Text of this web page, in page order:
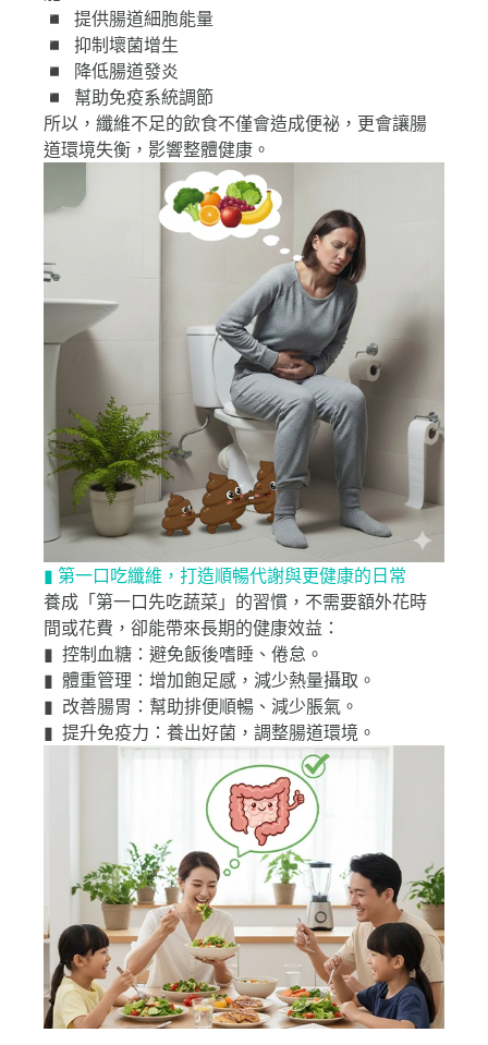
◾ 提供腸道細胞能量
◾ 抑制壞菌增生
◾ 降低腸道發炎
◾ 幫助免疫系統調節
所以，纖維不足的飲食不僅會造成便祕，更會讓腸
道環境失衡，影響整體健康。
▮ 第一口吃纖維，打造順暢代謝與更健康的日常
養成「第一口先吃蔬菜」的習慣，不需要額外花時
間或花費，卻能帶來長期的健康效益：
▮ 控制血糖：避免飯後嗜睡、倦怠。
▮ 體重管理：增加飽足感，減少熱量攝取。
▮ 改善腸胃：幫助排便順暢、減少脹氣。
▮ 提升免疫力：養出好菌，調整腸道環境。